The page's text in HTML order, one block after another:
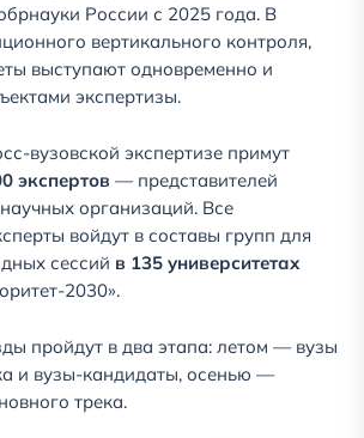
России с 2025 года. В
вертикального контроля,
выступают одновременно и
экспертизы.
вузовской экспертизе примут
экспертов — представителей
организаций. Все
войдут в составы групп для
сессий в 135 университетах
2030».
пройдут в два этапа: летом — вузы
и вузы-кандидаты, осенью —
трека.